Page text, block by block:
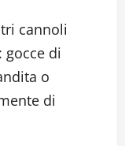
cannoli
gocce di
o
di